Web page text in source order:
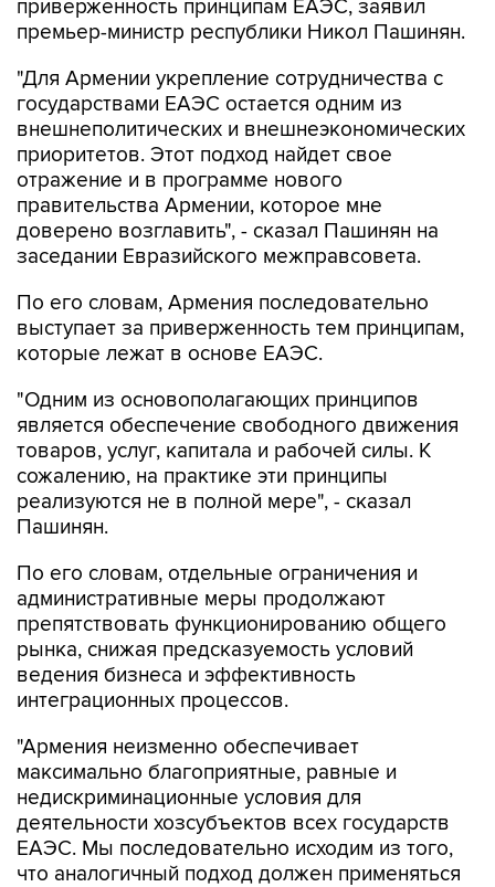
"Для Армении укрепление сотрудничества с
внешнеполитических и внешнеэкономических
приоритетов. Этот подход найдет свое
отражение и в программе нового
правительства Армении, которое мне
доверено возглавить", - сказал Пашинян на
заседании Евразийского межправсовета.
По его словам, Армения последовательно
которые лежат в основе ЕАЭС.
"Одним из основополагающих принципов
товаров, услуг, капитала и рабочей силы. К
сожалению, на практике эти принципы
реализуются не в полной мере", - сказал
Пашинян.
По его словам, отдельные ограничения и
препятствовать функционированию общего
рынка, снижая предсказуемость условий
ведения бизнеса и эффективность
интеграционных процессов.
"Армения неизменно обеспечивает
недискриминационные условия для
деятельности хозсубъектов всех государств
ЕАЭС. Мы последовательно исходим из того,
что аналогичный подход должен применяться
на всей территории ЕАЭС. Именно поэтому мы
считаем принципиально важным, чтобы любые